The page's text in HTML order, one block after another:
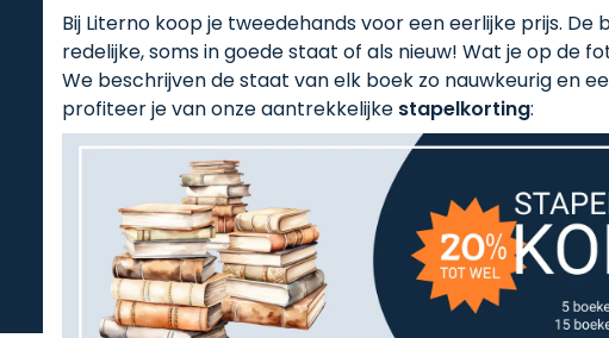
Bij Literno koop je tweedehands voor een eerlijke prijs. De
redelijke, soms in goede staat of als nieuw! Wat je op de
We beschrijven de staat van elk boek zo nauwkeurig en
profiteer je van onze aantrekkelijke stapelkorting: